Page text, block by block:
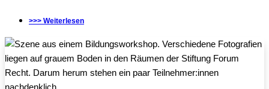
>>> Weiterlesen